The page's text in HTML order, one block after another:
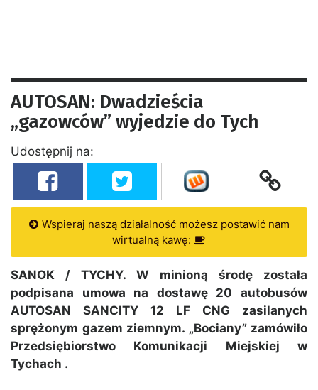
AUTOSAN: Dwadzieścia
„gazowców” wyjedzie do Tych
Udostępnij na:
Wspieraj naszą działalność możesz postawić nam
wirtualną kawę:
SANOK / TYCHY. W minioną środę została
podpisana umowa na dostawę 20 autobusów
AUTOSAN SANCITY 12 LF CNG zasilanych
sprężonym gazem ziemnym. „Bociany” zamówiło
Przedsiębiorstwo Komunikacji Miejskiej w
Tychach .